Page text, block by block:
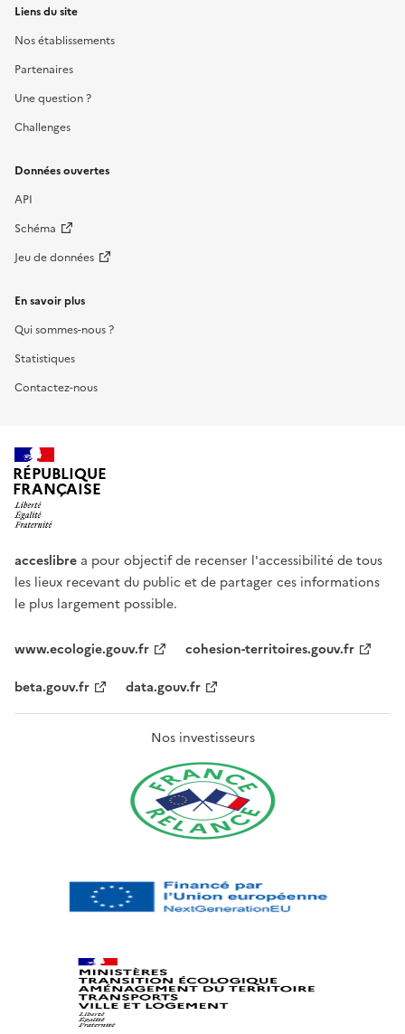
Liens du site
Nos établissements
Partenaires
Une question ?
Challenges
Données ouvertes
API
Schéma
Jeu de données
En savoir plus
Qui sommes-nous ?
Statistiques
Contactez-nous
RÉPUBLIQUE
FRANÇAISE
acceslibre a pour objectif de recenser l'accessibilité de tous
les lieux recevant du public et de partager ces informations
le plus largement possible.
www.ecologie.gouv.fr
cohesion-territoires.gouv.fr
beta.gouv.fr
data.gouv.fr
Nos investisseurs